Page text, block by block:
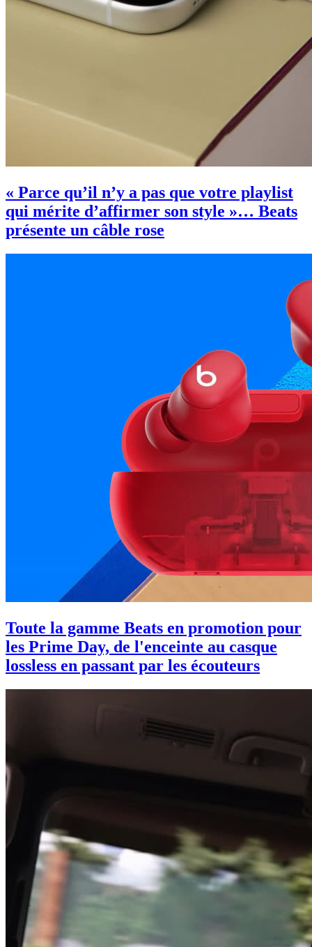
« Parce qu’il n’y a pas que votre playlist
qui mérite d’affirmer son style »… Beats
présente un câble rose
Toute la gamme Beats en promotion pour
les Prime Day, de l'enceinte au casque
lossless en passant par les écouteurs